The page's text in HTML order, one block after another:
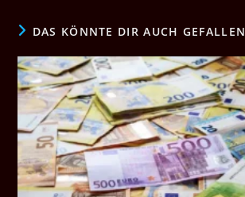
DAS KÖNNTE DIR AUCH GEFALLEN